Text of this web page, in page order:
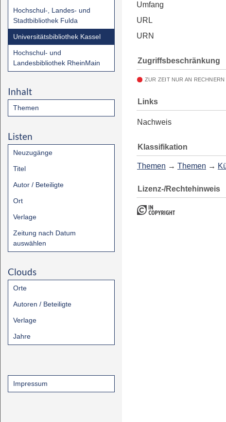
Hochschul-, Landes- und
Stadtbibliothek Fulda
Universitätsbibliothek Kassel
Hochschul- und
Landesbibliothek RheinMain
Inhalt
Themen
Listen
Neuzugänge
Titel
Autor / Beteiligte
Ort
Verlage
Zeitung nach Datum
auswählen
Clouds
Orte
Autoren / Beteiligte
Verlage
Jahre
Impressum
Umfang
URL
URN
Zugriffsbeschränkung
ZUR ZEIT NUR AN
Links
Nachweis
Klassifikation
Themen → Themen →
Lizenz-/Rechtehinweis